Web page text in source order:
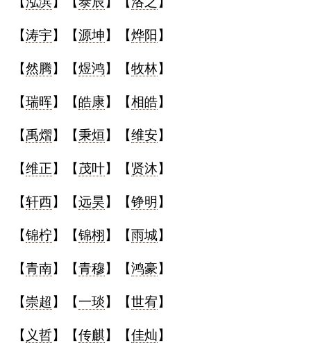
【涛宇】【源坤】【烨阳 】
【然腾】【煜鸿】【牧林】
【瑞晖】【皓康】【相皓】
【禹熠】【秉烜】【维安】
【维正】【茂叶】【贤沐】
【轩西】【远昊】【铮明 】
【锦柠】【锦栩 】【雨城】
【青南】【青穆】【鸿豪】
【崇超 】【一琰】【世宥】
【 义哲】【传麒】【佳灿】